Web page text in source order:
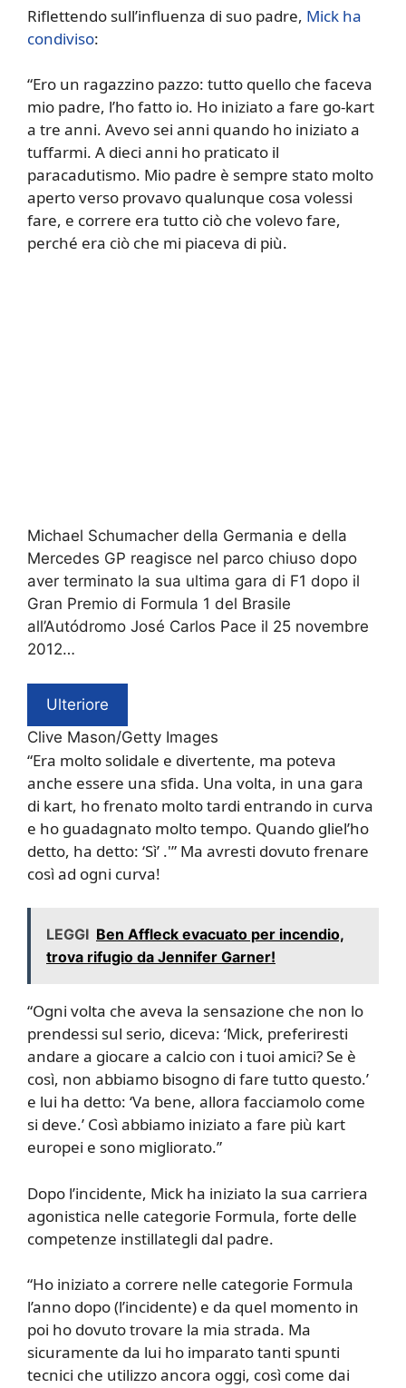
Riflettendo sull’influenza di suo padre, Mick ha
condiviso:
“Ero un ragazzino pazzo: tutto quello che faceva
mio padre, l’ho fatto io. Ho iniziato a fare go-kart
a tre anni. Avevo sei anni quando ho iniziato a
tuffarmi. A dieci anni ho praticato il
paracadutismo. Mio padre è sempre stato molto
aperto verso provavo qualunque cosa volessi
fare, e correre era tutto ciò che volevo fare,
perché era ciò che mi piaceva di più.
Michael Schumacher della Germania e della
Mercedes GP reagisce nel parco chiuso dopo
aver terminato la sua ultima gara di F1 dopo il
Gran Premio di Formula 1 del Brasile
all’Autódromo José Carlos Pace il 25 novembre
2012…
Ulteriore
Clive Mason/Getty Images
“Era molto solidale e divertente, ma poteva
anche essere una sfida. Una volta, in una gara
di kart, ho frenato molto tardi entrando in curva
e ho guadagnato molto tempo. Quando gliel’ho
detto, ha detto: ‘Sì’ .'” Ma avresti dovuto frenare
così ad ogni curva!
LEGGI Ben Affleck evacuato per incendio,
trova rifugio da Jennifer Garner!
“Ogni volta che aveva la sensazione che non lo
prendessi sul serio, diceva: ‘Mick, preferiresti
andare a giocare a calcio con i tuoi amici? Se è
così, non abbiamo bisogno di fare tutto questo.’
e lui ha detto: ‘Va bene, allora facciamolo come
si deve.’ Così abbiamo iniziato a fare più kart
europei e sono migliorato.”
Dopo l’incidente, Mick ha iniziato la sua carriera
agonistica nelle categorie Formula, forte delle
competenze instillategli dal padre.
“Ho iniziato a correre nelle categorie Formula
l’anno dopo (l’incidente) e da quel momento in
poi ho dovuto trovare la mia strada. Ma
sicuramente da lui ho imparato tanti spunti
tecnici che utilizzo ancora oggi, così come dai